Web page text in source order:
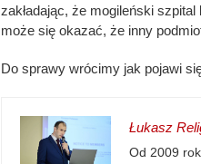
zakładając, że mogileński
może się okazać, że inny
Do sprawy wrócimy jak pojawi
Łukasz
Od 2009